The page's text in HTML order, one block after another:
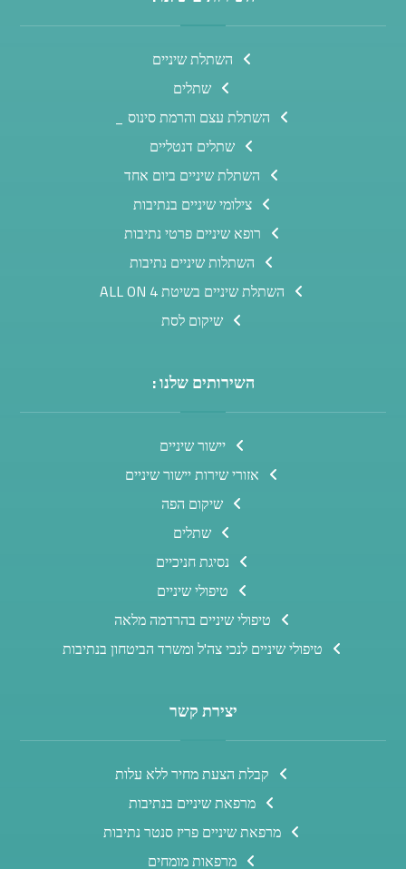
השתלת שיניים
שתלים
השתלת עצם והרמת סינוס _
שתלים דנטליים
השתלת שיניים ביום אחד
צילומי שיניים בנתיבות
רופא שיניים פרטי נתיבות
השתלות שיניים נתיבות
השתלת שיניים בשיטת ALL ON 4
שיקום לסת
השירותים שלנו :
יישור שיניים
אזורי שירות יישור שיניים
שיקום הפה
שתלים
נסיגת חניכיים
טיפולי שיניים
טיפולי שיניים בהרדמה מלאה
טיפולי שיניים לנכי צה'ל ומשרד הביטחון בנתיבות
יצירת קשר
קבלת הצעת מחיר ללא עלות
מרפאת שיניים בנתיבות
מרפאת שיניים פריז סנטר נתיבות
מרפאות מומחים